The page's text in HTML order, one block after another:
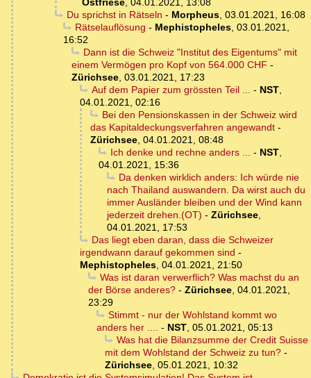
Ostfriese, 04.01.2021, 13:08
Du sprichst in Rätseln - Morpheus, 03.01.2021, 16:08
Rätselauflösung - Mephistopheles, 03.01.2021,
16:52
Dann ist die Schweiz "Institut des Eigentums" mit
einem Vermögen pro Kopf von 564.000 CHF -
Zürichsee, 03.01.2021, 17:23
Auf dem Papier zum grössten Teil ... - NST,
04.01.2021, 02:16
Bei den Pensionskassen in der Schweiz wird
das Kapitaldeckungsverfahren angewandt -
Zürichsee, 04.01.2021, 08:48
Ich denke und rechne anders ... - NST,
04.01.2021, 15:36
Da denken wirklich anders: Ich würde nie
nach Thailand auswandern. Da wirst auch du
immer Ausländer bleiben und der Wind kann
jederzeit drehen.(OT) - Zürichsee,
04.01.2021, 17:53
Das liegt eben daran, dass die Schweizer
irgendwann darauf gekommen sind -
Mephistopheles, 04.01.2021, 21:50
Was ist daran verwerflich? Was machst du an
der Börse anderes? - Zürichsee, 04.01.2021,
23:29
Stimmt - nur der Wohlstand kommt wo
anders her .... - NST, 05.01.2021, 05:13
Was hat die Bilanzsumme der Credit Suisse
mit dem Wohlstand der Schweiz zu tun? -
Zürichsee, 05.01.2021, 10:32